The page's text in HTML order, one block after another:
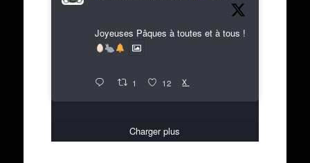
Joyeuses Pâques à toutes et à tous !
1 12 X
Charger plus